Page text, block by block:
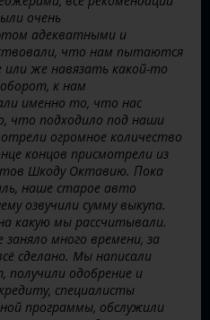
очень
адекватными и
что нам пытаются
же навязать какой-то
к нам
именно то, что нас
что подходило под наши
огромное количество
концов присмотрели из
Шкоду Октавию. Пока
наше старое авто
озвучили сумму выкупа.
какую мы рассчитывали.
много времени, за
сделано. Мы написали
получили одобрение и
специалисты
программы, обслужили